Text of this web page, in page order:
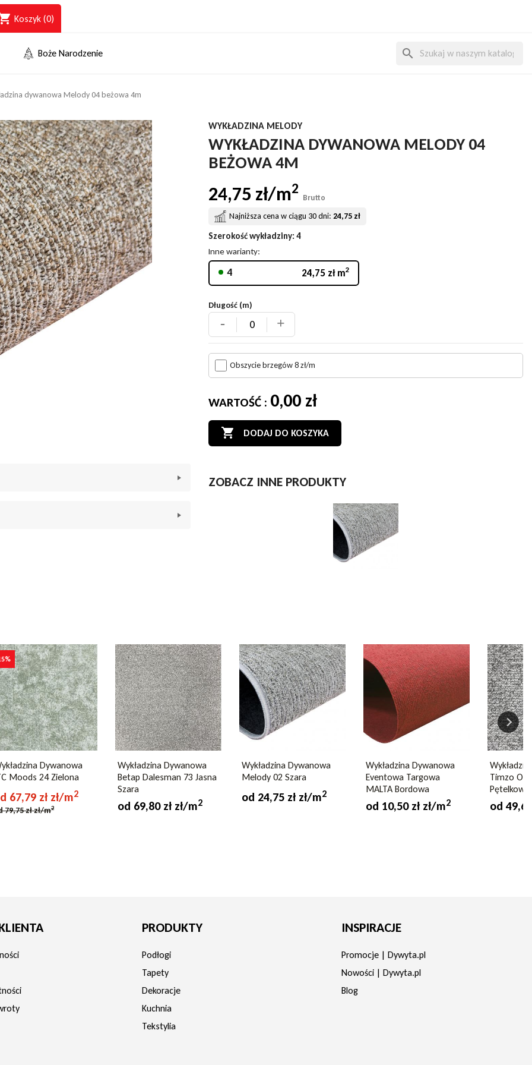
Koszyk (0)
Boże Narodzenie search
dywanowa Melody 04 beżowa 4m
WYKŁADZINA MELODY
WYKŁADZINA DYWANOWA MELODY 04
BEŻOWA 4M
24,75 zł/m2
Brutto
Najniższa cena w ciągu 30 dni: 24,75 zł
Szerokość wykładziny: 4
Inne warianty:
4 24,75 zł m2
Długość (m)
- +
Obszycie brzegów 8 zł/m
WARTOŚĆ : 0,00 zł
 DODAJ DO KOSZYKA
ZOBACZ INNE PRODUKTY
Dywanowa
Moods 24 Zielona
67,79 zł zł/m2
79,75 zł zł/m2
Wykładzina Dywanowa
Betap Dalesman 73 Jasna
Szara
od 69,80 zł zł/m2
Wykładzina Dywanowa
Melody 02 Szara
od 24,75 zł zł/m2
Wykładzina Dywanowa
Eventowa Targowa
MALTA Bordowa
od 10,50 zł zł/m2
Timzo
Pętelkowa
od
PRODUKTY
Podłogi
Tapety
Dekoracje
Kuchnia
Tekstylia
INSPIRACJE
Promocje | Dywyta.pl
Nowości | Dywyta.pl
Blog